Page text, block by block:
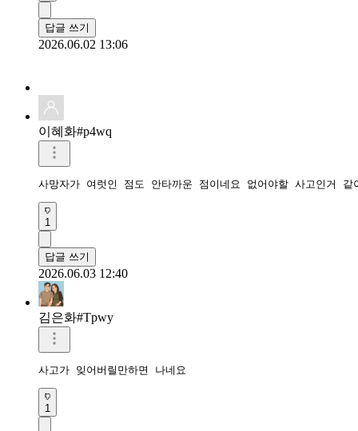
답글 쓰기
2026.06.02 13:06
이혜화#p4wq
사망자가 여럿인 점도 안타까운 점이네요 없어야할 사고인거 같
1
답글 쓰기
2026.06.03 12:40
김은화#Tpwy
1